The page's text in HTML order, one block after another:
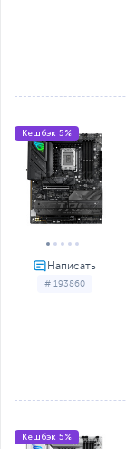
# 193860
Кешбэк 5%
Кешбэк 5%